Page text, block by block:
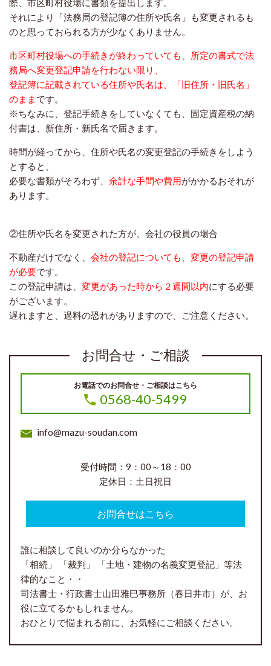
際、市区町村役場に書類を提出します。
それにより「法務局の登記簿の住所や氏名」も変更されるも
のと思っておられる方が少なくありません。
市区町村役場への手続きが終わっていても、所定の書式で法
務局へ変更登記申請を行わない限り、
登記簿に記載されている住所や氏名は、「旧住所・旧氏名」
のまま です。
※ちなみに、登記手続きをしていなくても、固定資産税の納
付書は、新住所・新氏名で届きます。
時間が経ってから、住所や氏名の変更登記の手続きをしよう
とすると、
必要な書類がそろわず、 余計な手間や費用がかかるおそれが
あります。
②住所や氏名を変更された方が、会社の役員の場合
不動産だけでなく、 会社の登記についても、変更の登記申請
が必要です。
この登記申請は、 変更があった時から２週間以内にする必要
がございます。
遅れますと、過料の恐れがありますので、ご注意ください。
お問合せ・ご相談
お電話でのお問合せ・ご相談はこちら
0568-40-5499
info@mazu-soudan.com
受付時間：9：00～18：00
定休日：土日祝日
お問合せはこちら
誰に相談して良いのか分らなかった
「相続」 「裁判」 「土地・建物の名義変更登記」等法
律的なこと・・
司法書士・行政書士山田雅巳事務所（春日井市）が、お
役に立てるかもしれません。
おひとりで悩まれる前に、お気軽にご相談ください。